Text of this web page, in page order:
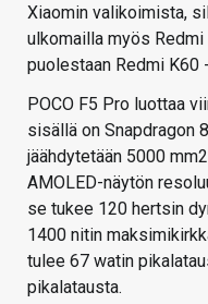
Xiaomin valikoimista,
ulkomailla myös
puolestaan Redmi K60
POCO F5 Pro luottaa
sisällä on Snapdragon
jäähdytetään 5000
AMOLED-näytön
se tukee 120 hertsin
1400 nitin
tulee 67 watin
pikalatausta.